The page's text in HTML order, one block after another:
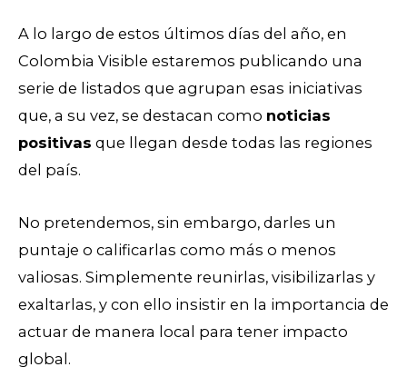
A lo largo de estos últimos días del año, en
Colombia Visible estaremos publicando una
serie de listados que agrupan esas iniciativas
que, a su vez, se destacan como noticias
positivas que llegan desde todas las regiones
del país.
No pretendemos, sin embargo, darles un
puntaje o calificarlas como más o menos
valiosas. Simplemente reunirlas, visibilizarlas y
exaltarlas, y con ello insistir en la importancia de
actuar de manera local para tener impacto
global.